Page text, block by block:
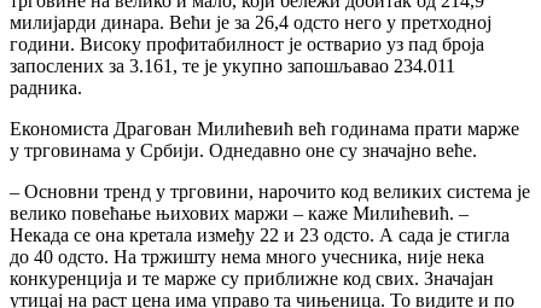
милијарди динара. Већи је за 26,4 одсто него у претходној
години. Високу профитабилност је остварио уз пад броја
запослених за 3.161, те је укупно запошљавао 234.011
радника.
Економиста Драгован Милићевић већ годинама прати марже
у трговинама у Србији. Однедавно оне су значајно веће.
– Основни тренд у трговини, нарочито код великих система је
велико повећање њихових маржи – каже Милићевић. –
Некада се она кретала између 22 и 23 одсто. А сада је стигла
до 40 одсто. На тржишту нема много учесника, није нека
конкуренција и те марже су приближне код свих. Значајан
утицај на раст цена има управо та чињеница. То видите и по